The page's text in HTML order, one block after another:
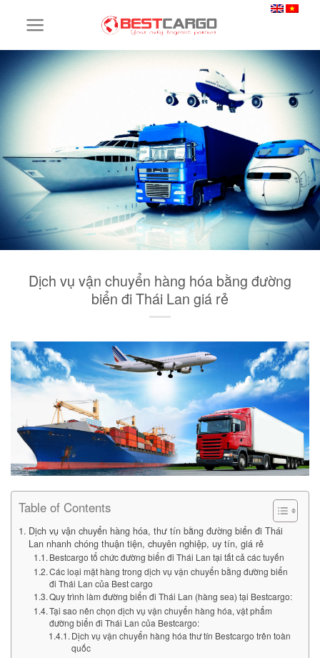
Dịch vụ vận chuyển hàng hóa bằng đường
biển đi Thái Lan giá rẻ
Table of Contents
Dịch vụ vận chuyển hàng hóa, thư tín bằng đường biển đi Thái
Lan nhanh chóng thuận tiện, chuyên nghiệp, uy tín, giá rẻ
Bestcargo tổ chức đường biển đi Thái Lan tại tất cả các tuyến
Các loại mặt hàng trong dịch vụ vận chuyển bằng đường biển
đi Thái Lan của Best cargo
Quy trình làm đường biển đi Thái Lan (hàng sea) tại Bestcargo:
Tại sao nên chọn dịch vụ vận chuyển hàng hóa, vật phẩm
đường biển đi Thái Lan của Bestcargo:
Dịch vụ vận chuyển hàng hóa thư tín Bestcargo trên toàn
quốc